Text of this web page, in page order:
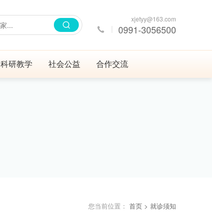
xjetyy@163.com
0991-3056500
科研教学 社会公益 合作交流
您当前位置： 首页 > 就诊须知